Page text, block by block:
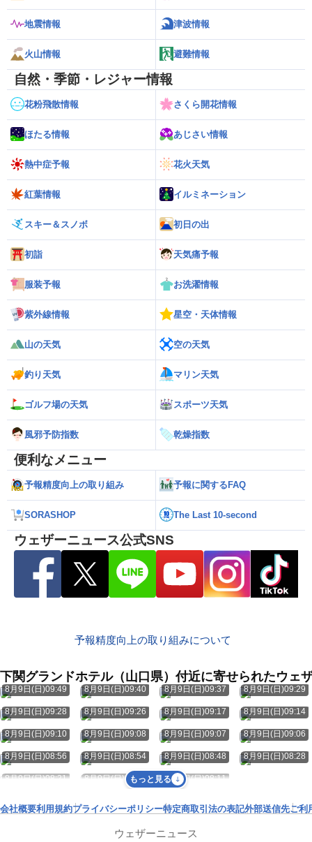
地震情報 津波情報
火山情報 避難情報
自然・季節・レジャー情報
花粉飛散情報 さくら開花情報
ほたる情報 あじさい情報
熱中症予報 花火天気
紅葉情報 イルミネーション
スキー＆スノボ 初日の出
初詣 天気痛予報
服装予報 お洗濯情報
紫外線情報 星空・天体情報
山の天気 空の天気
釣り天気 マリン天気
ゴルフ場の天気 スポーツ天気
風邪予防指数 乾燥指数
便利なメニュー
予報精度向上の取り組み 予報に関するFAQ
SORASHOP The Last 10-second
ウェザーニュース公式SNS
予報精度向上の取り組みについて
下関グランドホテル（山口県）付近に寄せられたウェ
8月9日(日)09:49 8月9日(日)09:40 8月9日(日)09:37 8月9日(日)09:29
8月9日(日)09:28 8月9日(日)09:26 8月9日(日)09:17 8月9日(日)09:14
8月9日(日)09:10 8月9日(日)09:08 8月9日(日)09:07 8月9日(日)09:06
8月9日(日)08:56 8月9日(日)08:54 8月9日(日)08:48 8月9日(日)08:28
8月9日(日)08:21 8月9日(日)08:14 8月9日(日)08:11
もっと見る
会社概要利用規約プライバシーポリシー特定商取引法の表記外部送信先ご利
ウェザーニュース